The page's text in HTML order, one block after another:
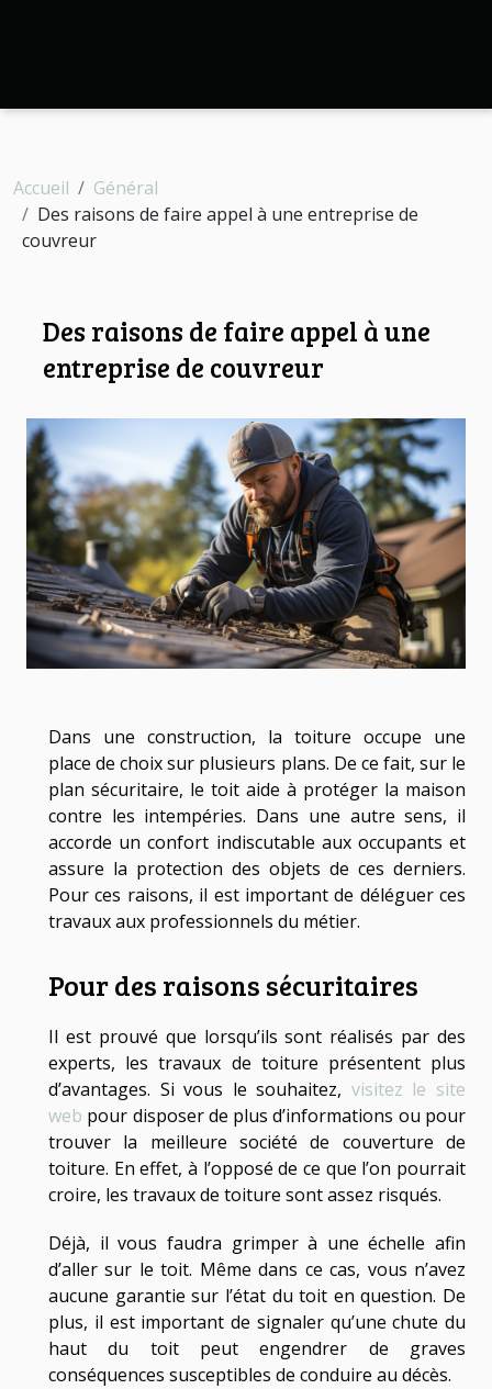
Accueil
Général
Des raisons de faire appel à une entreprise de
couvreur
Des raisons de faire appel à une
entreprise de couvreur
Dans une construction, la toiture occupe une
place de choix sur plusieurs plans. De ce fait, sur le
plan sécuritaire, le toit aide à protéger la maison
contre les intempéries. Dans une autre sens, il
accorde un confort indiscutable aux occupants et
assure la protection des objets de ces derniers.
Pour ces raisons, il est important de déléguer ces
travaux aux professionnels du métier.
Pour des raisons sécuritaires
Il est prouvé que lorsqu’ils sont réalisés par des
experts, les travaux de toiture présentent plus
d’avantages. Si vous le souhaitez, visitez le site
web pour disposer de plus d’informations ou pour
trouver la meilleure société de couverture de
toiture. En effet, à l’opposé de ce que l’on pourrait
croire, les travaux de toiture sont assez risqués.
Déjà, il vous faudra grimper à une échelle afin
d’aller sur le toit. Même dans ce cas, vous n’avez
aucune garantie sur l’état du toit en question. De
plus, il est important de signaler qu’une chute du
haut du toit peut engendrer de graves
conséquences susceptibles de conduire au décès.